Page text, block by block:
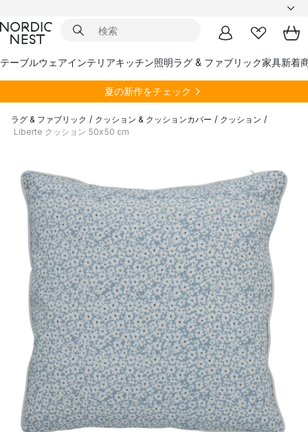
テーブルウェアインテリアキッチン照明ラグ & ファブリック家具新着
夏の新作をチェック
ラグ & ファブリック / クッション & クッションカバー / クッション /
Liberte クッション 50x50 cm